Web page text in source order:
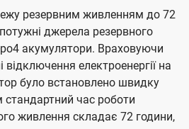
резервним живленням до 72
джерела резервного
акумулятори. Враховуючи
відключення електроенергії на
було встановлено швидку
час роботи
живлення складає 72 години,